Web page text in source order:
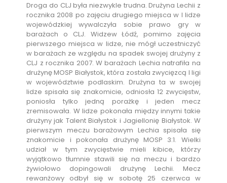
Droga do CLJ była niezwykle trudna. Drużyna Lechii z
rocznika 2008 po zajęciu drugiego miejsca w I lidze
wojewódzkiej wywalczyła sobie prawo gry w
barażach o CLJ. Widzew Łódź, pomimo zajęcia
pierwszego miejsca w lidze, nie mógł uczestniczyć
w barażach ze względu na spadek swojej drużyny z
CLJ z rocznika 2007. W barażach Lechia natrafiła na
drużynę MOSP Białystok, która została zwycięzcą I ligi
w województwie podlaskim. Drużyna ta w swojej
lidze spisała się znakomicie, odniosła 12 zwycięstw,
poniosła tylko jedną porażkę i jeden mecz
zremisowała. W lidze pokonała między innymi takie
drużyny jak Talent Białystok i Jagiellonię Białystok. W
pierwszym meczu barażowym Lechia spisała się
znakomicie i pokonała drużynę MOSP 3:1. Wielki
udział w tym zwycięstwie mieli kibice, którzy
wyjątkowo tłumnie stawili się na meczu i bardzo
żywiołowo dopingowali drużynę Lechii. Mecz
rewanżowy odbył się w sobotę 25 czerwca w